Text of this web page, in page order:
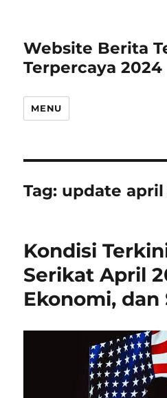
Website Berita
Terpercaya 2024
MENU
Tag: update april
Kondisi
Serikat April
Ekonomi, dan